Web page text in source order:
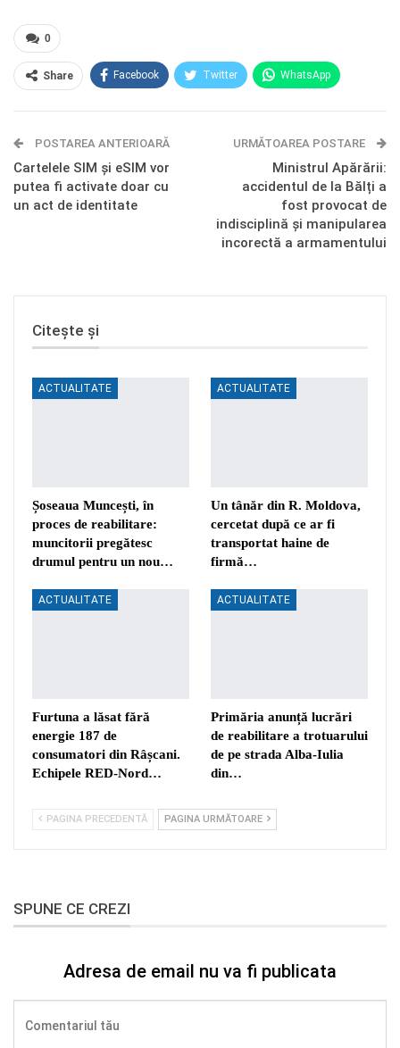
0
Share Facebook Twitter WhatsApp
Telegram OK.ru
POSTAREA ANTERIOARĂ
Cartelele SIM și eSIM vor
putea fi activate doar cu
un act de identitate
URMĂTOAREA POSTARE
Ministrul Apărării:
accidentul de la Bălți a
fost provocat de
indisciplină și manipularea
incorectă a armamentului
Citește și
ACTUALITATE
Șoseaua Muncești, în
proces de reabilitare:
muncitorii pregătesc
drumul pentru un nou…
ACTUALITATE
Un tânăr din R. Moldova,
cercetat după ce ar fi
transportat haine de
firmă…
ACTUALITATE
Furtuna a lăsat fără
energie 187 de
consumatori din Râșcani.
Echipele RED-Nord…
ACTUALITATE
Primăria anunță lucrări
de reabilitare a trotuarului
de pe strada Alba-Iulia
din…
PAGINA PRECEDENTĂ PAGINA URMĂTOARE
SPUNE CE CREZI
Adresa de email nu va fi publicata